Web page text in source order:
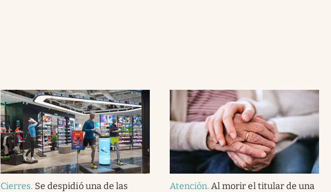
Cierres. Se despidió una de las
Atención.Al morir el titular de una